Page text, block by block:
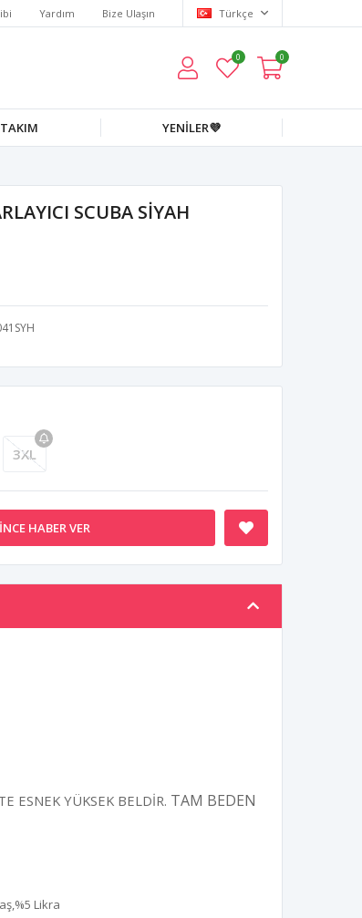
Yardım Bize Ulaşın Türkçe
0 0
TAKIM YENİLER💜
SCUBA SİYAH
3XL
HABER VER
ESNEK YÜKSEK BELDİR. TAM BEDEN
Likra